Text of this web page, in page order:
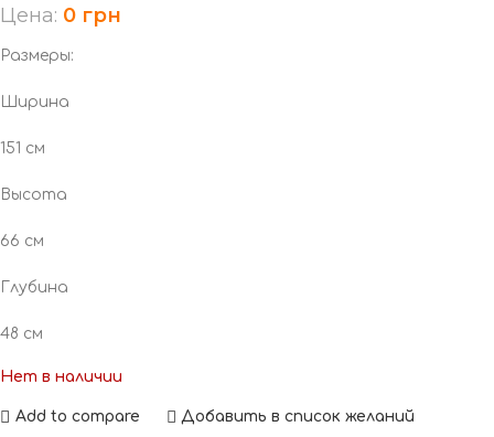
Цена: 0 грн
Размеры:
Ширина
151 см
Высота
66 см
Глубина
48 см
Нет в наличии
Add to compare Добавить в список желаний